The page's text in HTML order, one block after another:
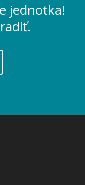
jednotka!